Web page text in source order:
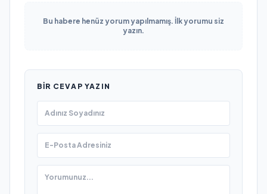
Bu habere henüz yorum yapılmamış. İlk yorumu siz
yazın.
BIR CEVAP YAZIN